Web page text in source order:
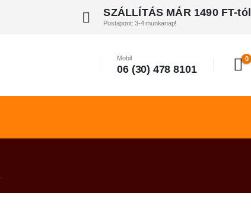
SZÁLLÍTÁS MÁR 1490 FT-tól
Postapont: 3-4 munkanap!
Mobil
06 (30) 478 8101
0